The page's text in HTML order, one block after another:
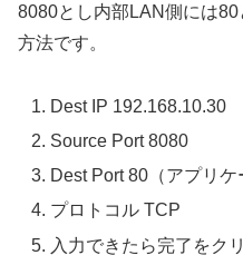
8080とし内部LAN側には
方法です。
Dest IP 192.168.10.30
Source Port 8080
Dest Port 80（アプリケ
プロトコル TCP
入力できたら完了をク